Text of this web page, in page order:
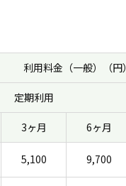
利用料金（一般）（円）
定期利用
3ヶ月 6ヶ月
5,100 9,700